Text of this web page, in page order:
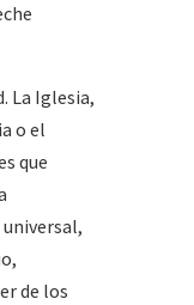
La Iglesia,
o el
que
de los